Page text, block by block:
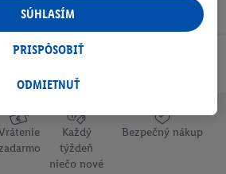
Každý
týždeň
niečo nové
Bezpečný nákup
v rámci služieb Lidl aj mimo nich. Ak
Lidl Plus, na tieto účely sa spracúvajú
správania v obchode.
Lidl Plus alebo sa prihlásite do svojho
identifikátor z e-mailovej adresy,
sme vás mohli rozpoznať v službách
stranami a zobrazovať vám
ODMIETNUŤ
PRISPÔSOBIŤ
SÚHLASÍM